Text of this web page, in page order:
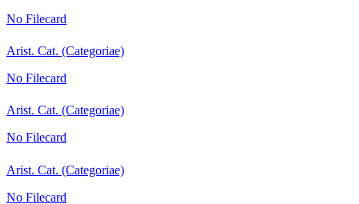
No Filecard
Arist. Cat. (Categoriae)
No Filecard
Arist. Cat. (Categoriae)
No Filecard
Arist. Cat. (Categoriae)
No Filecard